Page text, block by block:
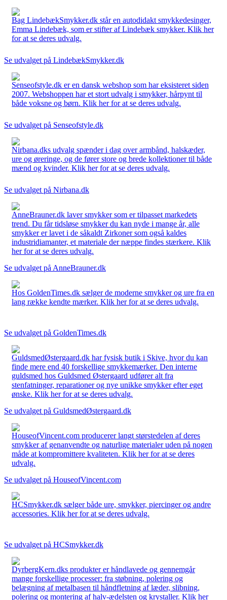
Bag LindebækSmykker.dk står en autodidakt smykkedesinger,
Emma Lindebæk, som er stifter af Lindebæk smykker. Klik her
for at se deres udvalg.
Se udvalget på LindebækSmykker.dk
Senseofstyle.dk er en dansk webshop som har eksisteret siden
2007. Webshoppen har et stort udvalg i smykker, hårpynt til
både voksne og børn. Klik her for at se deres udvalg.
Se udvalget på Senseofstyle.dk
Nirbana.dks udvalg spænder i dag over armbånd, halskæder,
ure og øreringe, og de fører store og brede kollektioner til både
mænd og kvinder. Klik her for at se deres udvalg.
Se udvalget på Nirbana.dk
AnneBrauner.dk laver smykker som er tilpasset markedets
trend. Du får tidsløse smykker du kan nyde i mange år, alle
smykker er lavet i de såkaldt Zirkoner som også kaldes
industridiamanter, et materiale der næppe findes stærkere. Klik
her for at se deres udvalg.
Se udvalget på AnneBrauner.dk
Hos GoldenTimes.dk sælger de moderne smykker og ure fra en
lang række kendte mærker. Klik her for at se deres udvalg.
Se udvalget på GoldenTimes.dk
GuldsmedØstergaard.dk har fysisk butik i Skive, hvor du kan
finde mere end 40 forskellige smykkemærker. Den interne
guldsmed hos Guldsmed Østergaard udfører alt fra
stenfatninger, reparationer og nye unikke smykker efter eget
ønske. Klik her for at se deres udvalg.
Se udvalget på GuldsmedØstergaard.dk
HouseofVincent.com producerer langt størstedelen af deres
smykker af genanvendte og naturlige materialer uden på nogen
måde at kompromittere kvaliteten. Klik her for at se deres
udvalg.
Se udvalget på HouseofVincent.com
HCSmykker.dk sælger både ure, smykker, piercinger og andre
accessories. Klik her for at se deres udvalg.
Se udvalget på HCSmykker.dk
DyrbergKern.dks produkter er håndlavede og gennemgår
mange forskellige processer: fra støbning, polering og
belægning af metalbasen til håndfletning af læder, slibning,
polering og montering af halv-ædelsten og krystaller. Klik her